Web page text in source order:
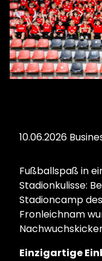
10.06.2026
Fußballspaß in
Stadionkulisse:
Stadioncamp
Fronleichnam
Einzigartige